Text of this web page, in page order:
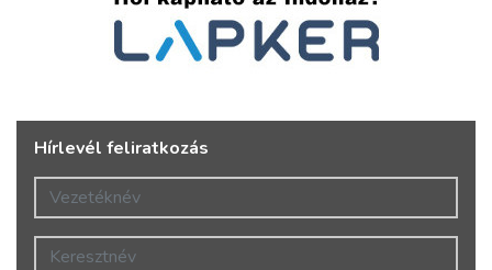
Hírlevél feliratkozás
Vezetéknév
Keresztnév